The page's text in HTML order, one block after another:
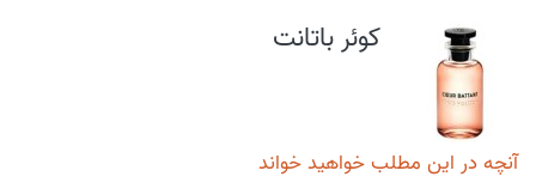
کوئر باتانت
آنچه در این مطلب خواهید خواند